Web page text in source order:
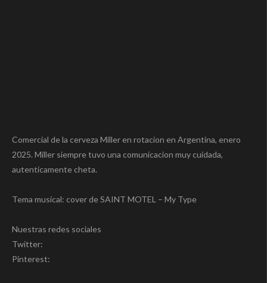
Comercial de la cerveza Miller en rotacion en Argentina, enero
2025. Miller siempre tuvo una comunicacion muy cuidada,
autenticamente cheta.
Tema musical: cover de SAINT MOTEL – My Type
Nuestras redes sociales
Twitter:
Pinterest: